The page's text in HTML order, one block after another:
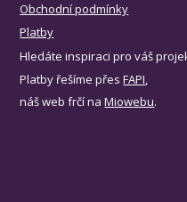
Obchodní podmínky
Platby
Hledáte inspiraci pro váš
Platby řešíme přesFAPI,
náš web frčí naMiowebu.